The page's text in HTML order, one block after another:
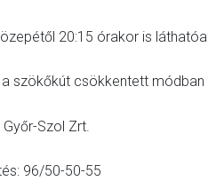
20:15 órakor is
szökőkút csökkentett módban
Szol Zrt.
96/50-50-55